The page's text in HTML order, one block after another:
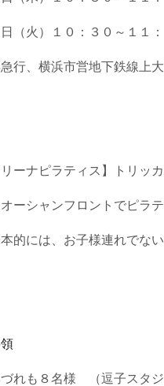
日（火）１０：３０～１１
行、横浜市営地下鉄線上
ーナピラティス】トリッ
ーシャンフロントでピラテ
的には、お子様連れでな
れも８名様 （逗子スタジ